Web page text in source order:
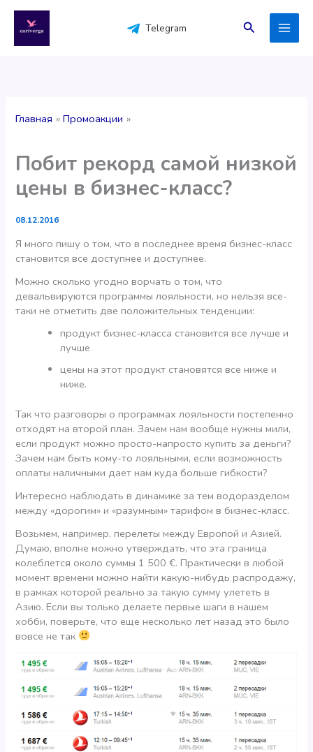
содержимому
Telegram Поиск
Главная Промоакции
Побит рекорд самой низкой
цены в бизнес-класс?
08.12.2016
Я много пишу о том, что в последнее время бизнес-класс
становится все доступнее и доступнее.
Можно сколько угодно ворчать о том, что
девальвируются программы лояльности, но нельзя все-
таки не отметить две положительных тенденции:
продукт бизнес-класса становится все лучше и
лучше
цены на этот продукт становятся все ниже и
ниже.
Так что разговоры о программах лояльности постепенно
отходят на второй план. Зачем нам вообще нужны мили,
если продукт можно просто-напросто купить за деньги?
Зачем нам быть кому-то лояльными, если возможность
оплаты наличными дает нам куда больше гибкости?
Интересно наблюдать в динамике за тем водоразделом
между «дорогим» и «разумным» тарифом в бизнес-класс.
Возьмем, например, перелеты между Европой и Азией.
Думаю, вполне можно утверждать, что эта граница
колеблется около суммы 1 500 €. Практически в любой
момент времени можно найти какую-нибудь распродажу,
в рамках которой реально за такую сумму улететь в
Азию. Если вы только делаете первые шаги в нашем
хобби, поверьте, что еще несколько лет назад это было
вовсе не так